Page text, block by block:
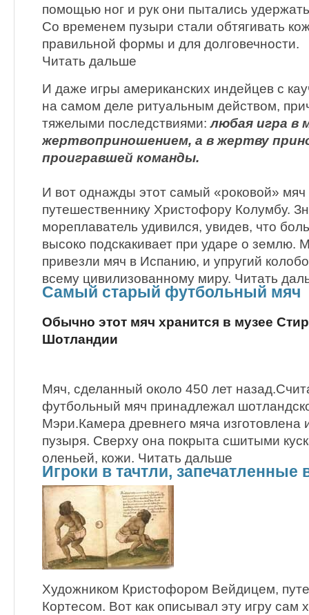
помощью ног и рук они пытались
Со временем пузыри стали обтягивать
правильной формы и для долговечности.
Читать дальше
И даже игры американских индейцев с
на самом деле ритуальным действом,
тяжелыми последствиями:любая игра в
жертвоприношением, а в жертву
проигравшей команды.
И вот однажды этот самый «роковой» мяч
путешественнику Христофору Колумбу.
мореплаватель удивился, увидев, что
высоко подскакивает при ударе о землю.
привезли мяч в Испанию, и упругий
всему цивилизованному миру. Читать
Самый старый футбольный мяч
Обычно этот мяч хранится в музее
Шотландии
Мяч, сделанный около 450 лет
футбольный мяч принадлежал
Мэри.Камера древнего мяча изготовлена
пузыря. Сверху она покрыта сшитыми
оленьей, кожи. Читать дальше
Игроки в тачтли, запечатленные
Художником Кристофором Вейдицем,
Кортесом. Вот как описывал эту игру сам